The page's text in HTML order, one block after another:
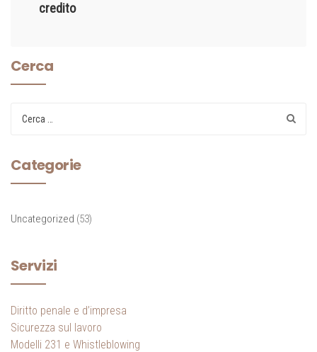
credito
Cerca
Categorie
Uncategorized (53)
Servizi
Diritto penale e d’impresa
Sicurezza sul lavoro
Modelli 231 e Whistleblowing